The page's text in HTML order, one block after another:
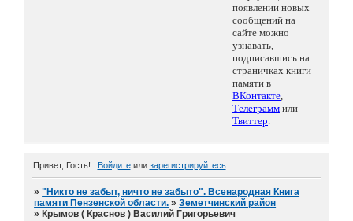
появлении новых
сообщений на
сайте можно
узнавать,
подписавшись на
страничках книги
памяти в
ВКонтакте,
Телеграмм или
Твиттер.
Привет, Гость! Войдитеили зарегистрируйтесь.
»"Никто не забыт, ничто не забыто". Всенародная Книга
памяти Пензенской области. »Земетчинский район
» Крымов ( Краснов ) Василий Григорьевич